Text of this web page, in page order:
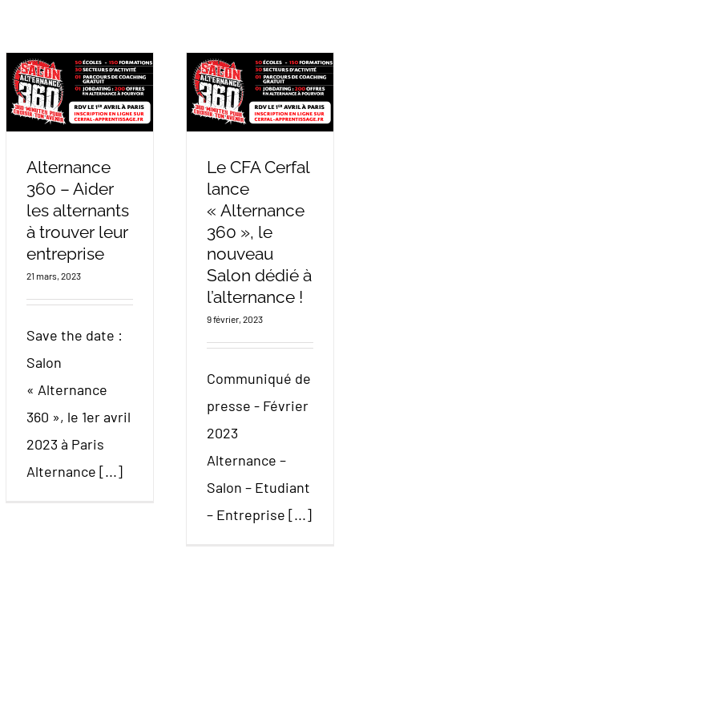
Alternance 360 –
Aider les alternants
à trouver leur
entreprise
Alternance
360 – Aider
les alternants
à trouver leur
entreprise
21 mars, 2023
Save the date :
Salon
« Alternance
360 », le 1er avril
2023 à Paris
Alternance [...]
Le CFA Cerfal lance
« Alternance 360 »,
le nouveau Salon
dédié à l’alternance !
Le CFA Cerfal
lance
« Alternance
360 », le
nouveau
Salon dédié à
l’alternance !
9 février, 2023
Communiqué de
presse - Février
2023
Alternance –
Salon – Etudiant
– Entreprise [...]